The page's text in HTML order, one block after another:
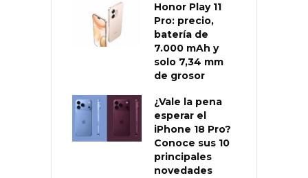
Honor Play 11
Pro: precio,
batería de
7.000 mAh y
solo 7,34 mm
de grosor
¿Vale la pena
esperar el
iPhone 18 Pro?
Conoce sus 10
principales
novedades